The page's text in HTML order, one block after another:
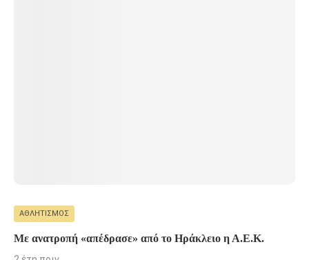
ΑΘΛΗΤΙΣΜΌΣ
Με ανατροπή «απέδρασε» από το Ηράκλειο η Α.Ε.Κ.